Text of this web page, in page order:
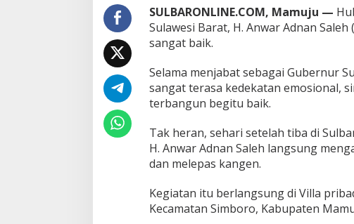
s
a
n
w
a
r
d
n
a
n
a
l
e
SULBARONLINE.COM, Mamuju —
Sulawesi Barat, H. Anwar Adnan
sangat baik.
Selama menjabat sebagai Gubernur
sangat terasa kedekatan emosional,
terbangun begitu baik.
Tak heran, sehari setelah tiba di
H. Anwar Adnan Saleh langsung
dan melepas kangen.
Kegiatan itu berlangsung di Villa
Kecamatan Simboro, Kabupaten